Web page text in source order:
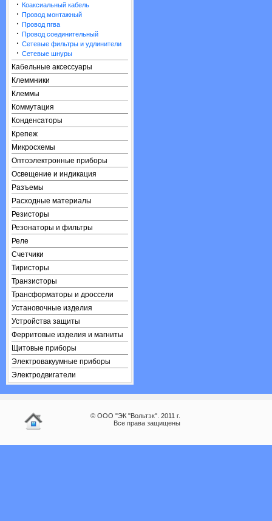
· Коаксиальный кабель
· Провод монтажный
· Провод пгва
· Провод соединительный
· Сетевые фильтры и удлинители
· Сетевые шнуры
Кабельные аксессуары
Клеммники
Клеммы
Коммутация
Конденсаторы
Крепеж
Микросхемы
Оптоэлектронные приборы
Освещение и индикация
Разъемы
Расходные материалы
Резисторы
Резонаторы и фильтры
Реле
Счетчики
Тиристоры
Транзисторы
Трансформаторы и дроссели
Установочные изделия
Устройства защиты
Ферритовые изделия и магниты
Щитовые приборы
Электровакуумные приборы
Электродвигатели
© ООО "ЭК "Вольтэк". 2011 г.
Все права защищены